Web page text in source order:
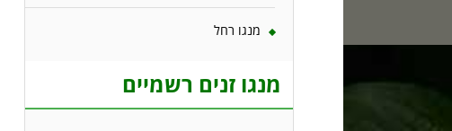
מנגו רחל
מנגו זנים רשמיים